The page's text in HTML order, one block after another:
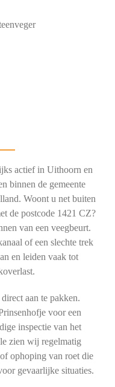
actief in Uithoorn en
binnen de gemeente
Woont u net buiten
de postcode 1421 CZ?
van een veegbeurt.
of een slechte trek
en leiden vaak tot
aan te pakken.
voor een
inspectie van het
zien wij regelmatig
ophoping van roet die
gevaarlijke situaties.